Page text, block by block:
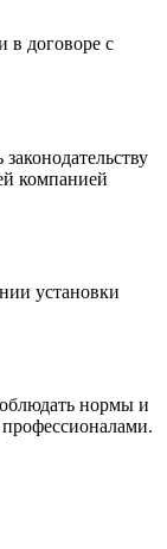
в договоре с
компанией
установки
нормы и
профессионалами.